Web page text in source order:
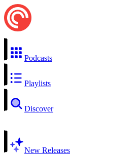
Podcasts
Playlists
Discover
New Releases